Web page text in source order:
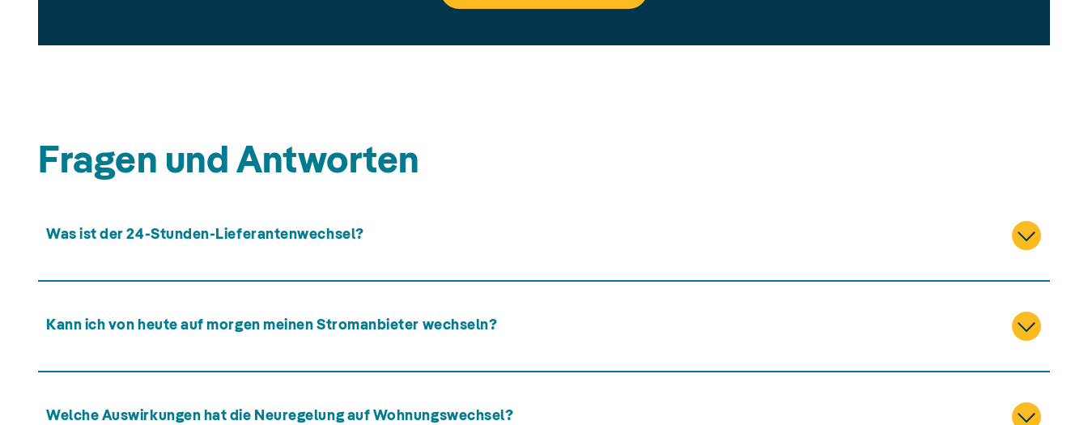
Fragen und Antworten
Was ist der 24-Stunden-Lieferantenwechsel?
Kann ich von heute auf morgen meinen Stromanbieter wechseln?
Welche Auswirkungen hat die Neuregelung auf Wohnungswechsel?